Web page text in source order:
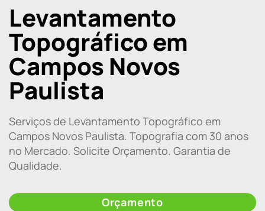
Levantamento
Topográfico em
Campos Novos
Paulista
Serviços de Levantamento Topográfico em
Campos Novos Paulista. Topografia com 30 anos
no Mercado. Solicite Orçamento. Garantia de
Qualidade.
Orçamento